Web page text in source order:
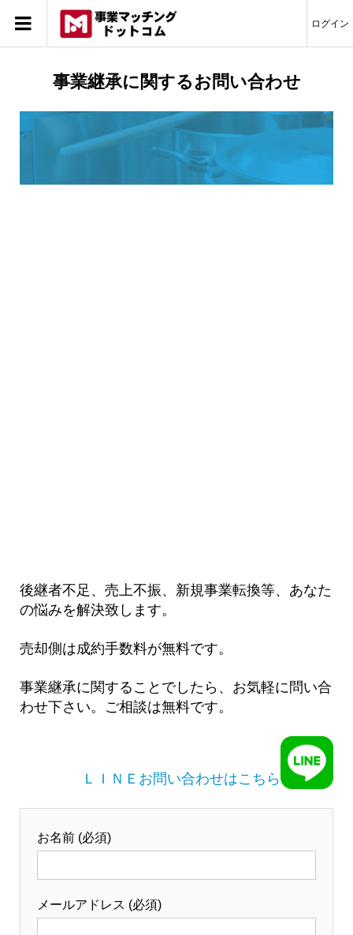
ログイン
事業継承に関するお問い合わせ
後継者不足、売上不振、新規事業転換等、あなた
の悩みを解決致します。
売却側は成約手数料が無料です。
事業継承に関することでしたら、お気軽に問い合
わせ下さい。ご相談は無料です。
ＬＩＮＥお問い合わせはこちら
お名前 (必須)
メールアドレス (必須)